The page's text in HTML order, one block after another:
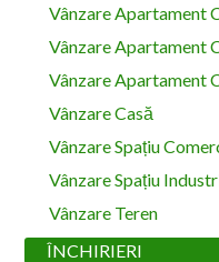
Vânzare Apartament
Vânzare Apartament
Vânzare Apartament
Vânzare Casă
Vânzare Spațiu
Vânzare Spațiu
Vânzare Teren
ÎNCHIRIERI